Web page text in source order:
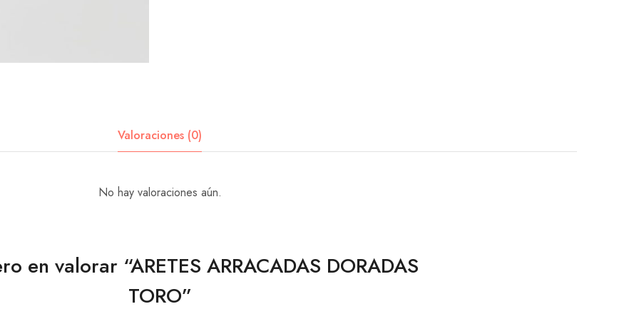
Valoraciones (0)
No hay valoraciones aún.
en valorar “ARETES ARRACADAS DORADAS
TORO”